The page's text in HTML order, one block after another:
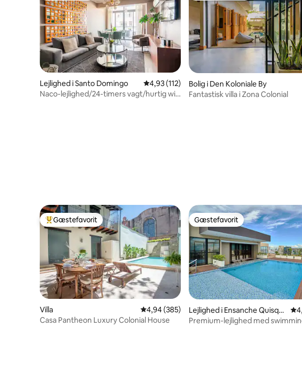
Lejlighed i Santo Domingo 4,93 ud af 5 i gennemsnitlig bedømmelse, 112
4,93 (112)
Naco-lejlighed/24-timers vagt/hurtig wi-
Bolig i Den Koloniale By
Fantastisk villa i Zona Colonial
Bedste gæstefavorit
Gæstefavorit
Villa 4,94 ud af 5 i gennemsnitlig bedømmelse, 385
4,94 (385)
Casa Pantheon Luxury Colonial House
Gæstefavorit
Gæstefavorit
Lejlighed i Ensanche Quisqu
eya
Premium-lejlighed med